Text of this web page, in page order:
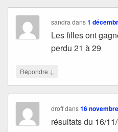
sandra dans1
Les filles ont
perdu 21 à 29
Répondre ↓
droffdans16
résultats du 16/